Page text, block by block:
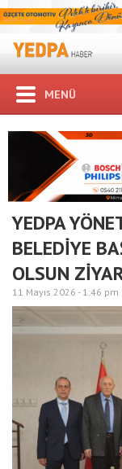
MENÜ
YEDPA
BELEDİYE
OLSUN
11 Mayıs 2026 - 1:46 pm